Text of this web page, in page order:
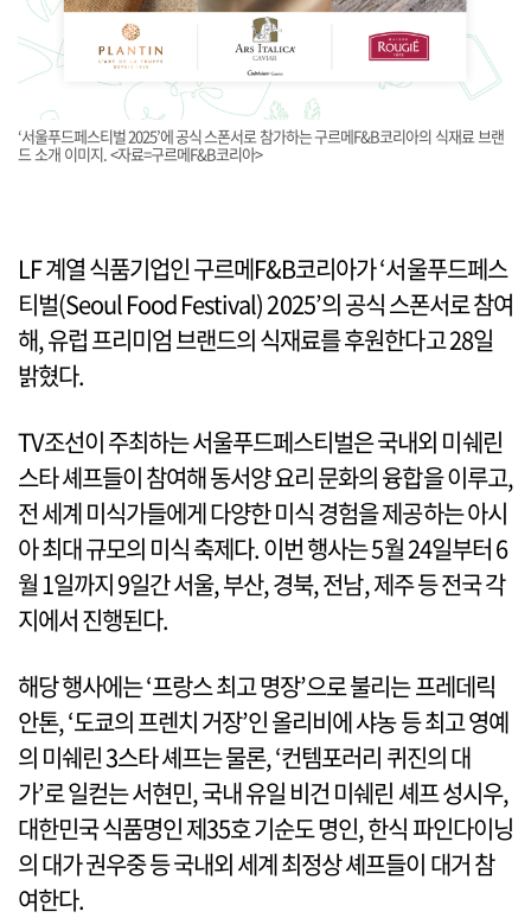
‘서울푸드페스티벌 2025’에 공식 스폰서로 참가하는 구르메F&B코리아의 식재료 브랜
드 소개 이미지. <자료=구르메F&B코리아>
LF 계열 식품기업인 구르메F&B코리아가 ‘서울푸드페스
티벌(Seoul Food Festival) 2025’의 공식 스폰서로 참여
해, 유럽 프리미엄 브랜드의 식재료를 후원한다고 28일
밝혔다.
TV조선이 주최하는 서울푸드페스티벌은 국내외 미쉐린
스타 셰프들이 참여해 동서양 요리 문화의 융합을 이루고,
전 세계 미식가들에게 다양한 미식 경험을 제공하는 아시
아 최대 규모의 미식 축제다. 이번 행사는 5월 24일부터 6
월 1일까지 9일간 서울, 부산, 경북, 전남, 제주 등 전국 각
지에서 진행된다.
해당 행사에는 ‘프랑스 최고 명장’으로 불리는 프레데릭
안톤, ‘도쿄의 프렌치 거장’인 올리비에 샤농 등 최고 영예
의 미쉐린 3스타 셰프는 물론, ‘컨템포러리 퀴진의 대
가’로 일컫는 서현민, 국내 유일 비건 미쉐린 셰프 성시우,
대한민국 식품명인 제35호 기순도 명인, 한식 파인다이닝
의 대가 권우중 등 국내외 세계 최정상 셰프들이 대거 참
여한다.